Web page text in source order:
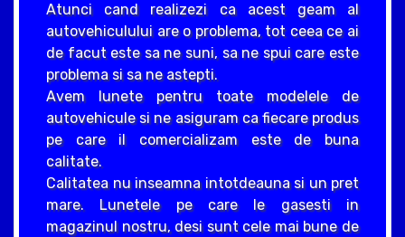
Atunci cand realizezi ca acest geam al
autovehiculului are o problema, tot ceea ce ai
de facut este sa ne suni, sa ne spui care este
problema si sa ne astepti.
Avem lunete pentru toate modelele de
autovehicule si ne asiguram ca fiecare produs
pe care il comercializam este de buna
calitate.
Calitatea nu inseamna intotdeauna si un pret
mare. Lunetele pe care le gasesti in
magazinul nostru, desi sunt cele mai bune de